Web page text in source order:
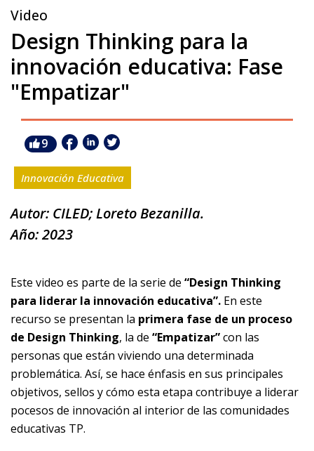
Video
Design Thinking para la
innovación educativa: Fase
"Empatizar"
9
Innovación Educativa
Autor: CILED; Loreto Bezanilla.
Año: 2023
Este video es parte de la serie de “Design Thinking
para liderar la innovación educativa”. En este
recurso se presentan la primera fase de un proceso
de Design Thinking, la de “Empatizar”con las
personas que están viviendo una determinada
problemática. Así, se hace énfasis en sus principales
objetivos, sellos y cómo esta etapa contribuye a liderar
pocesos de innovación al interior de las comunidades
educativas TP.